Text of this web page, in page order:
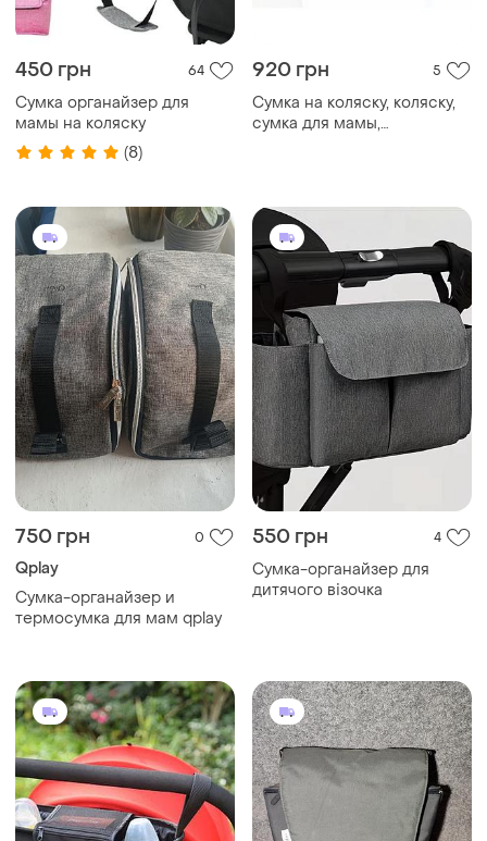
450 грн 64
Сумка органайзер для
мамы на коляску
(8)
920 грн 5
Сумка на коляску, коляску,
сумка для мамы,
750 грн 0
Qplay
Сумка-органайзер и
термосумка для мам qplay
550 грн 4
Сумка-органайзер для
дитячого візочка